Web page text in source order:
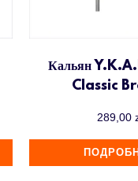
Кальян
Classic
289,00